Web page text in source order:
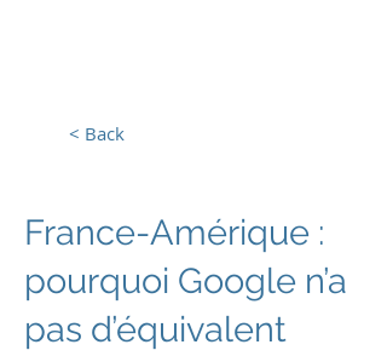
< Back
France-Amérique :
pourquoi Google n’a
pas d’équivalent